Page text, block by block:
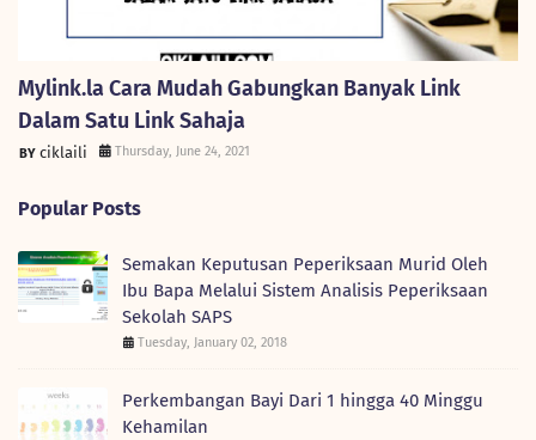
Mylink.la Cara Mudah Gabungkan Banyak Link
Dalam Satu Link Sahaja
ciklaili Thursday, June 24, 2021
Popular Posts
Semakan Keputusan Peperiksaan Murid Oleh
Ibu Bapa Melalui Sistem Analisis Peperiksaan
Sekolah SAPS
Tuesday, January 02, 2018
Perkembangan Bayi Dari 1 hingga 40 Minggu
Kehamilan